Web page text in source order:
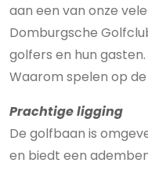
aan een van onze
Domburgsche
golfers en hun gasten.
Waarom spelen op
Prachtige ligging
De golfbaan is
en biedt een